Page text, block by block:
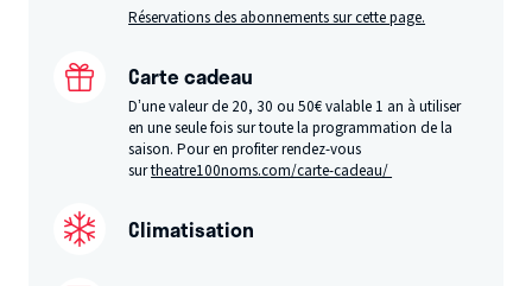
Réservations des abonnements sur cette page.
Carte cadeau
D’une valeur de 20, 30 ou 50€ valable 1 an à utiliser
en une seule fois sur toute la programmation de la
saison. Pour en profiter rendez-vous
surtheatre100noms.com/carte-cadeau/
Climatisation